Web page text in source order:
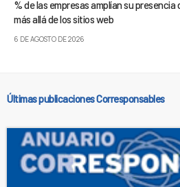
% de las empresas amplían su presencia
más allá de los sitios web
6 DE AGOSTO DE 2026
Últimas publicaciones Corresponsables